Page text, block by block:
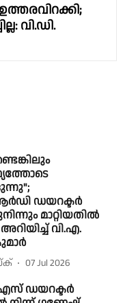
വി.ഡി.
ഡയറക്ടർ
മാറ്റിയതിൽ
വി.എ.
07 Jul 2026
ഡയറക്ടർ